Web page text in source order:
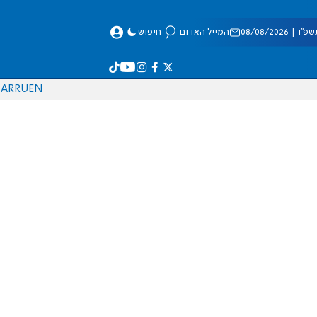
08/2026 המייל האדום חיפוש
EN
RU
AR